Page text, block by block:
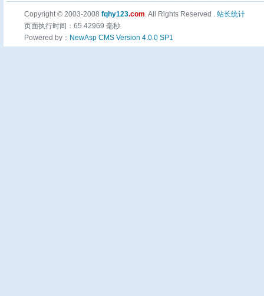
Copyright © 2003-2008 fqhy123.com. All Rights Reserved . 站长统计
页面执行时间：65.42969 毫秒
Powered by： NewAsp CMS Version 4.0.0 SP1